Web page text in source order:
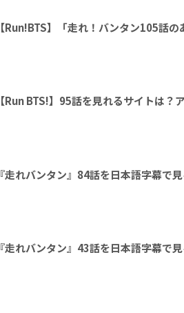
【Run!BTS】「走れ！バンタン105話の
【Run BTS!】95話を見れるサイトは？
『走れバンタン』84話を日本語字幕で
『走れバンタン』43話を日本語字幕で